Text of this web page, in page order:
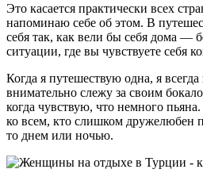
Это касается практически всех
напоминаю себе об этом. В
себя так, как вели бы себя дома —
ситуации, где вы чувствуете себя
Когда я путешествую одна, я
внимательно слежу за своим
когда чувствую, что немного
ко всем, кто слишком дружелюбен
то днем или ночью.